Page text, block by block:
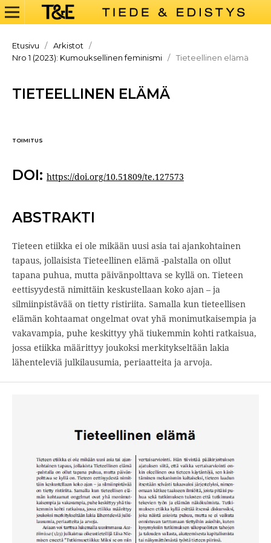
Etusivu / Arkistot
/
Nro 1 (2023): Kumouksellinen feminismi / Tieteellinen elämä
TIETEELLINEN ELÄMÄ
TOIMITUS
DOI: https://doi.org/10.51809/te.127573
ABSTRAKTI
Tieteen etiikka ei ole mikään uusi asia tai ajankohtainen
tapaus, jollaisista Tieteellinen elämä -palstalla on ollut
tapana puhua, mutta päivänpolttava se kyllä on. Tieteen
eettisyydestä nimittäin keskustellaan koko ajan – ja
silmiinpistävää on tietty ristiriita. Samalla kun tieteellisen
elämän kohtaamat ongelmat ovat yhä monimutkaisempia ja
vakavampia, puhe keskittyy yhä tiukemmin kohti ratkaisua,
jossa etiikka määrittyy joukoksi merkitykseltään lakia
lähenteleviä julkilausumia, periaatteita ja arvoja.